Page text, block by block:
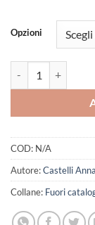
Opzioni
COD: N/A
Autore:Castelli Anna
Collane: Fuori